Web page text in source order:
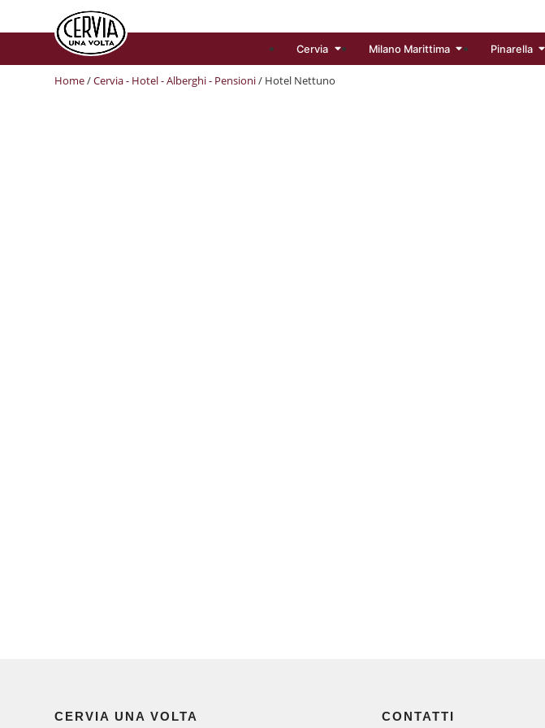
Cervia Milano Marittima Pinarella
Home/Cervia - Hotel - Alberghi - Pensioni/ Hotel Nettuno
CERVIA UNA VOLTA CONTATTI